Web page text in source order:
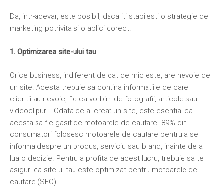
Da, intr-adevar, este posibil, daca iti stabilesti o strategie de
marketing potrivita si o aplici corect.
1. Optimizarea site-ului tau
Orice business, indiferent de cat de mic este, are nevoie de
un site. Acesta trebuie sa contina informatiile de care
clientii au nevoie, fie ca vorbim de fotografii, articole sau
videoclipuri. Odata ce ai creat un site, este esential ca
acesta sa fie gasit de motoarele de cautare. 89% din
consumatori folosesc motoarele de cautare pentru a se
informa despre un produs, serviciu sau brand, inainte de a
lua o decizie. Pentru a profita de acest lucru, trebuie sa te
asiguri ca site-ul tau este optimizat pentru motoarele de
cautare (SEO).